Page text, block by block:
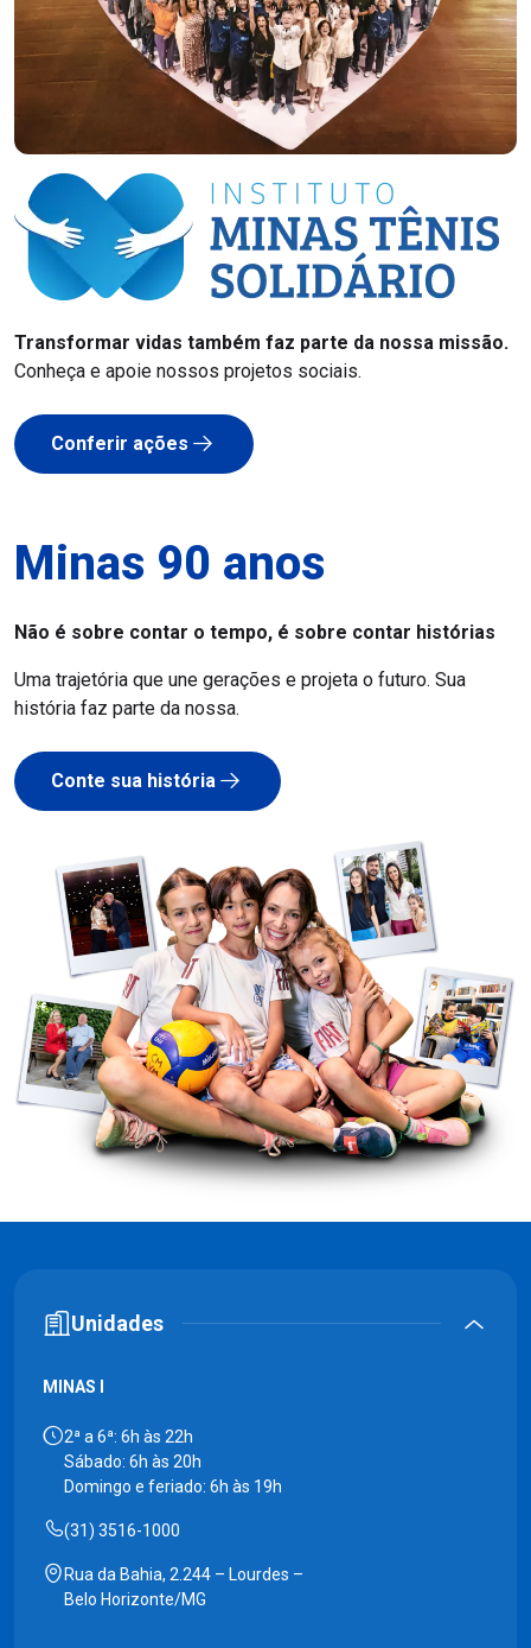
Transformar vidas também faz parte da nossa missão.
Conheça e apoie nossos projetos sociais.
Conferir ações
Minas 90 anos
Não é sobre contar o tempo, é sobre contar histórias
Uma trajetória que une gerações e projeta o futuro. Sua
história faz parte da nossa.
Conte sua história
Unidades
MINAS I
2ª a 6ª: 6h às 22h
Sábado: 6h às 20h
Domingo e feriado: 6h às 19h
(31) 3516-1000
Rua da Bahia, 2.244 – Lourdes –
Belo Horizonte/MG